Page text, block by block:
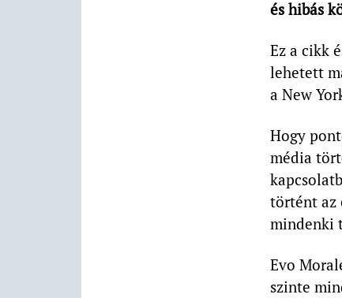
és hibás
Ez a cikk
lehetett
a New
Hogy
média
történt az
mindenki
Evo
szinte